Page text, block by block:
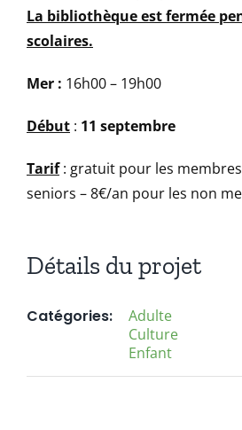
La bibliothèque est fermée
scolaires.
Mer : 16h00 – 19h00
Début : 11 septembre
Tarif: gratuit pour les membres
seniors – 8€/an pour les non
Détails du projet
Catégories:
Adulte
Culture
Enfant